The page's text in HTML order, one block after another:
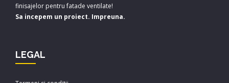
finisajelor pentru fatade ventilate!
Sa incepem un proiect. Impreuna.
LEGAL